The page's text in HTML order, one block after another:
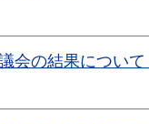
会の結果につい